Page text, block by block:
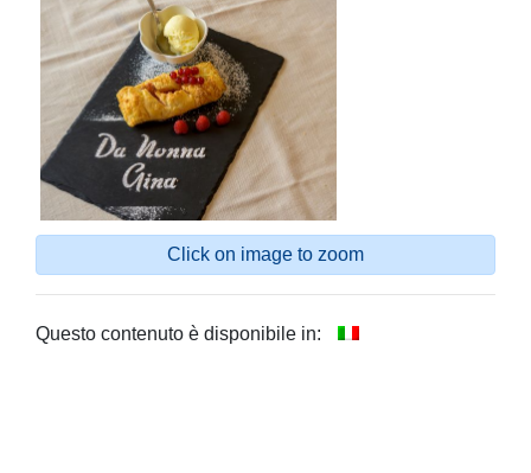
Click on image to zoom
Questo contenuto è disponibile in: